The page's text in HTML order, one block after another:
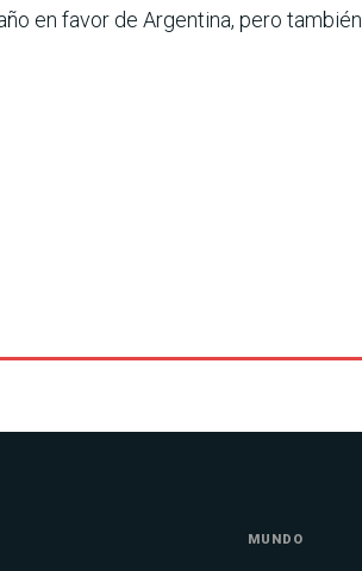
en favor de Argentina, pero también
MUNDO